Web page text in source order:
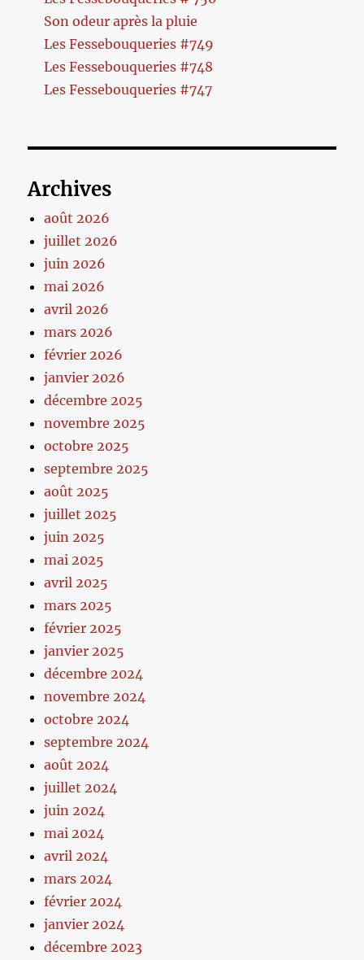
Son odeur après la pluie
Les Fessebouqueries #749
Les Fessebouqueries #748
Les Fessebouqueries #747
Archives
août 2026
juillet 2026
juin 2026
mai 2026
avril 2026
mars 2026
février 2026
janvier 2026
décembre 2025
novembre 2025
octobre 2025
septembre 2025
août 2025
juillet 2025
juin 2025
mai 2025
avril 2025
mars 2025
février 2025
janvier 2025
décembre 2024
novembre 2024
octobre 2024
septembre 2024
août 2024
juillet 2024
juin 2024
mai 2024
avril 2024
mars 2024
février 2024
janvier 2024
décembre 2023